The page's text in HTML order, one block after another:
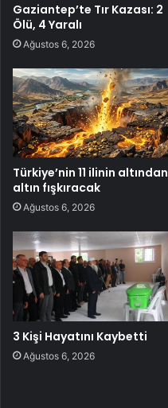
Gaziantep’te Tır Kazası: 2
Ölü, 4 Yaralı
Ağustos 6, 2026
Türkiye’nin 11 ilinin altından
altın fışkıracak
Ağustos 6, 2026
3 Kişi Hayatını Kaybetti
Ağustos 6, 2026